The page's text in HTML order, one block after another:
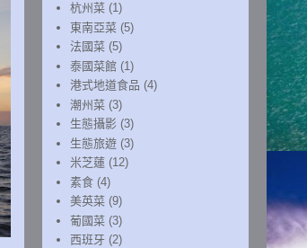
杭州菜 (1)
東南亞菜 (5)
法國菜 (5)
泰國菜館 (1)
港式地道食品 (4)
潮州菜 (3)
生態攝影 (3)
生態旅遊 (3)
米芝蓮 (12)
素食 (4)
美英菜 (9)
葡國菜 (3)
西班牙 (2)